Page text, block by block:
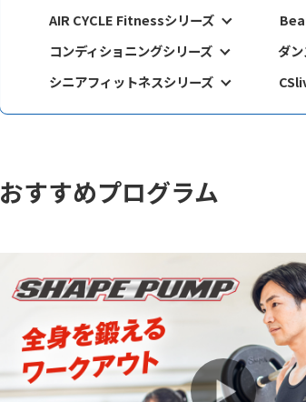
AIR CYCLE Fitnessシリーズ
コンディショニングシリーズ
ダ
シニアフィットネスシリーズ
おすすめプログラム